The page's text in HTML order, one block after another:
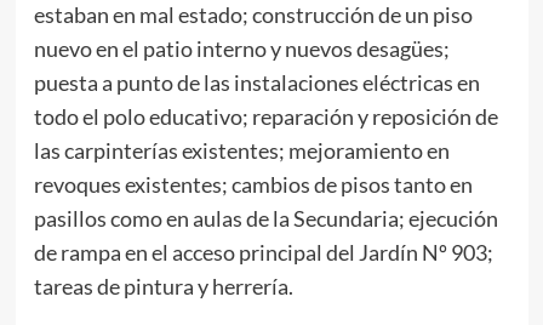
estaban en mal estado; construcción de un piso
nuevo en el patio interno y nuevos desagües;
puesta a punto de las instalaciones eléctricas en
todo el polo educativo; reparación y reposición de
las carpinterías existentes; mejoramiento en
revoques existentes; cambios de pisos tanto en
pasillos como en aulas de la Secundaria; ejecución
de rampa en el acceso principal del Jardín Nº 903;
tareas de pintura y herrería.